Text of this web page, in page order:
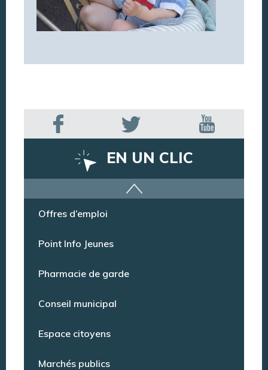
EN UN CLIC
Offres d’emploi
Point Info Jeunes
Pharmacie de garde
Conseil municipal
Espace citoyens
Marchés publics